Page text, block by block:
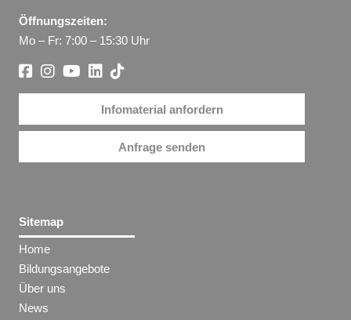
Öffnungszeiten:
Mo – Fr: 7:00 – 15:30 Uhr
Infomaterial anfordern
Anfrage senden
Sitemap
Home
Bildungsangebote
Über uns
News